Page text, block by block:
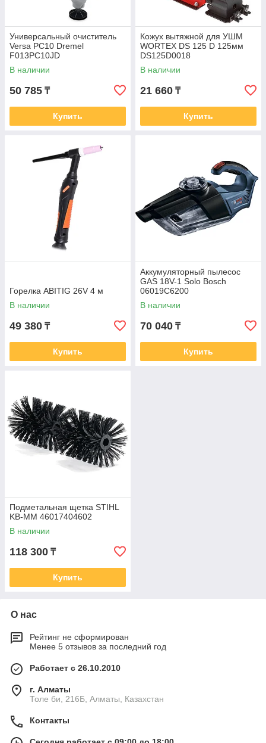
Универсальный очиститель
Versa PC10 Dremel
F013PC10JD
В наличии
50 785 ₸
Купить
Кожух вытяжной для УШМ
WORTEX DS 125 D 125мм
DS125D0018
В наличии
21 660 ₸
Купить
Горелка ABITIG 26V 4 м
В наличии
49 380 ₸
Купить
Аккумуляторный пылесос
GAS 18V-1 Solo Bosch
06019C6200
В наличии
70 040 ₸
Купить
Подметальная щетка STIHL
KB-MM 46017404602
В наличии
118 300 ₸
Купить
О нас
Рейтинг не сформирован
Менее 5 отзывов за последний год
Работает с 26.10.2010
г. Алматы
Толе би, 216Б, Алматы, Казахстан
Контакты